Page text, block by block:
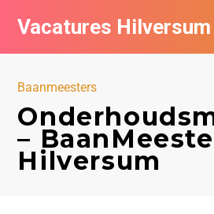
Vacatures Hilversum
Baanmeesters
–
Hilversum
Vacatures per bedrijf in Hilversum